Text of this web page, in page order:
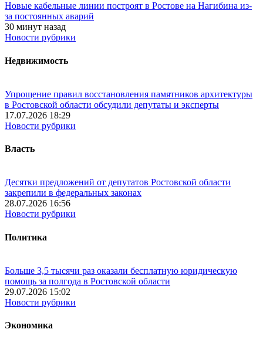
Новые кабельные линии построят в Ростове на Нагибина из-
за постоянных аварий
30 минут назад
Новости рубрики
Недвижимость
Упрощение правил восстановления памятников архитектуры
в Ростовской области обсудили депутаты и эксперты
17.07.2026 18:29
Новости рубрики
Власть
Десятки предложений от депутатов Ростовской области
закрепили в федеральных законах
28.07.2026 16:56
Новости рубрики
Политика
Больше 3,5 тысячи раз оказали бесплатную юридическую
помощь за полгода в Ростовской области
29.07.2026 15:02
Новости рубрики
Экономика